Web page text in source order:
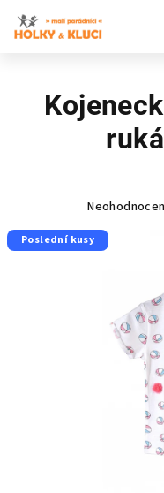
obsah
Průměrné
produktu
hvězdiček.
Poslední kusy